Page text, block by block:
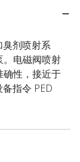
剂喷射系
。电磁阀喷射
确性，接近于
指令 PED